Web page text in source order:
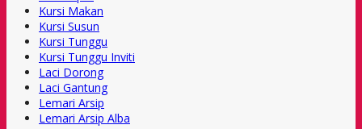
Kursi Makan
Kursi Susun
Kursi Tunggu
Kursi Tunggu Inviti
Laci Dorong
Laci Gantung
Lemari Arsip
Lemari Arsip Alba